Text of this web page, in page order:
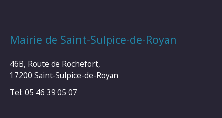
Mairie de Saint-Sulpice-de-Royan
46B, Route de Rochefort,
17200 Saint-Sulpice-de-Royan
Tel: 05 46 39 05 07